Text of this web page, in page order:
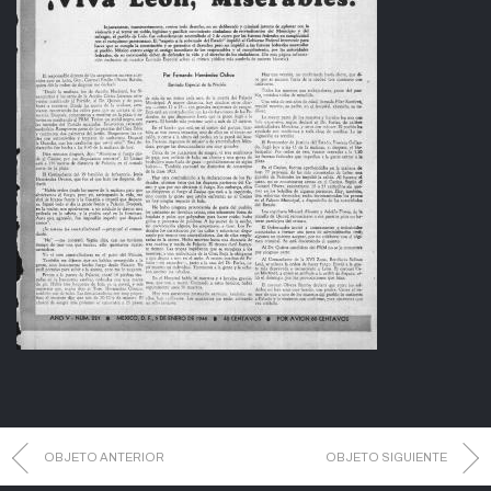
OBJETO ANTERIOR OBJETO SIGUIENTE